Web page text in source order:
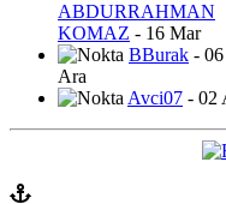
ABDURRAHMAN
KOMAZ - 16 Mar
BBurak - 06
Ara
Avci07 - 02